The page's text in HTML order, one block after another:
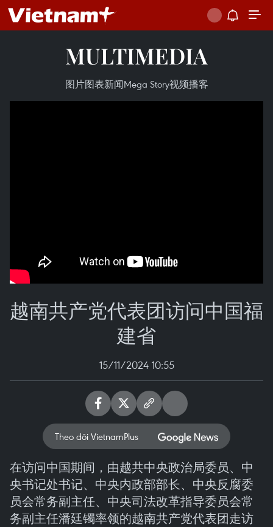
MULTIMEDIA
图片图表新闻Mega Story视频播客
越南共产党代表团访问中国福
建省
15/11/2024 10:55
Theo dõi VietnamPlus
在访问中国期间，由越共中央政治局委员、中
央书记处书记、中央内政部部长、中央反腐委
员会常务副主任、中央司法改革指导委员会常
务副主任潘廷镯率领的越南共产党代表团走访